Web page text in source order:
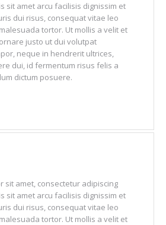
sit amet arcu facilisis dignissim et
dui risus, consequat vitae leo
tortor. Ut mollis a velit et
justo ut dui volutpat
neque in hendrerit ultrices,
dui, id fermentum risus felis a
dictum posuere.
sit amet, consectetur adipiscing
sit amet arcu facilisis dignissim et
dui risus, consequat vitae leo
tortor. Ut mollis a velit et